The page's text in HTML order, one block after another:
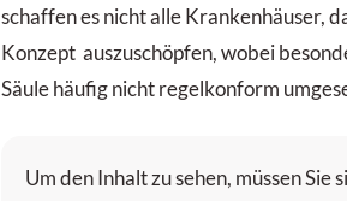
schaffen es nicht alle Krankenhäuser,
Konzept auszuschöpfen, wobei
Säule häufig nicht regelkonform
Um den Inhalt zu sehen, müssen Sie